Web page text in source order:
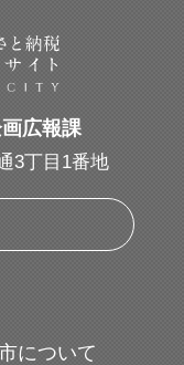
広報課
3丁目1番地
について